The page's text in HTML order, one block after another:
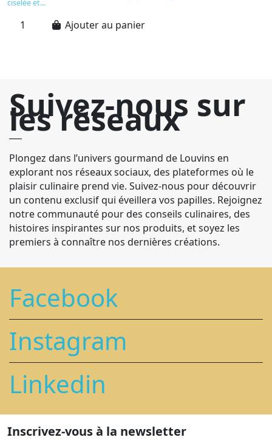
ciselée et...
Ajouter au panier
Suivez-nous sur
les réseaux
Plongez dans l’univers gourmand de Louvins en
explorant nos réseaux sociaux, des plateformes où le
plaisir culinaire prend vie. Suivez-nous pour découvrir
un contenu exclusif qui éveillera vos papilles. Rejoignez
notre communauté pour des conseils culinaires, des
histoires inspirantes sur nos produits, et soyez les
premiers à connaître nos dernières créations.
Facebook
Instagram
Linkedin
Inscrivez-vous à la newsletter